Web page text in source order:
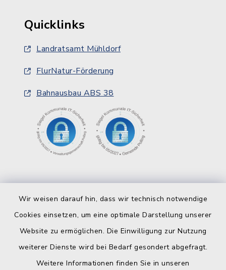
Wir weisen darauf hin, dass wir technisch notwendige
Cookies einsetzen, um eine optimale Darstellung unserer
Website zu ermöglichen. Die Einwilligung zur Nutzung
weiterer Dienste wird bei Bedarf gesondert abgefragt.
Weitere Informationen finden Sie in unseren
Quicklinks
Landratsamt Mühldorf
FlurNatur-Förderung
Bahnausbau ABS 38
Barrierefreiheit